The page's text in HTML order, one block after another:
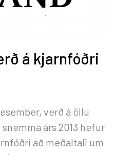
á kjarnfóðri
verð á öllu
árs 2013 hefur
að meðaltali um